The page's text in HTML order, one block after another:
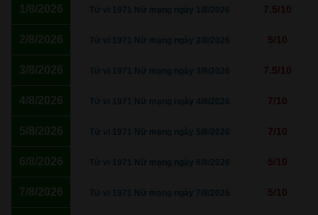
1/8/2026 Tử vi 1971 Nữ mạng ngày 1/8/2026 7.5/10
2/8/2026 Tử vi 1971 Nữ mạng ngày 2/8/2026 5/10
3/8/2026 Tử vi 1971 Nữ mạng ngày 3/8/2026 7.5/10
4/8/2026 Tử vi 1971 Nữ mạng ngày 4/8/2026 7/10
5/8/2026 Tử vi 1971 Nữ mạng ngày 5/8/2026 7/10
6/8/2026 Tử vi 1971 Nữ mạng ngày 6/8/2026 5/10
7/8/2026 Tử vi 1971 Nữ mạng ngày 7/8/2026 5/10